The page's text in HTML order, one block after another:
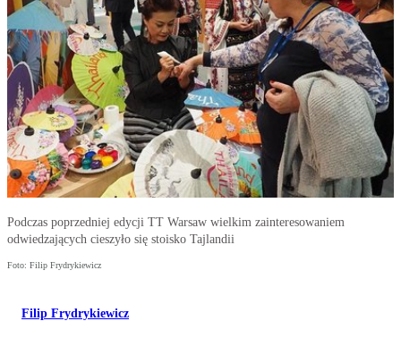
Podczas poprzedniej edycji TT Warsaw wielkim zainteresowaniem
odwiedzających cieszyło się stoisko Tajlandii
Foto: Filip Frydrykiewicz
Filip Frydrykiewicz